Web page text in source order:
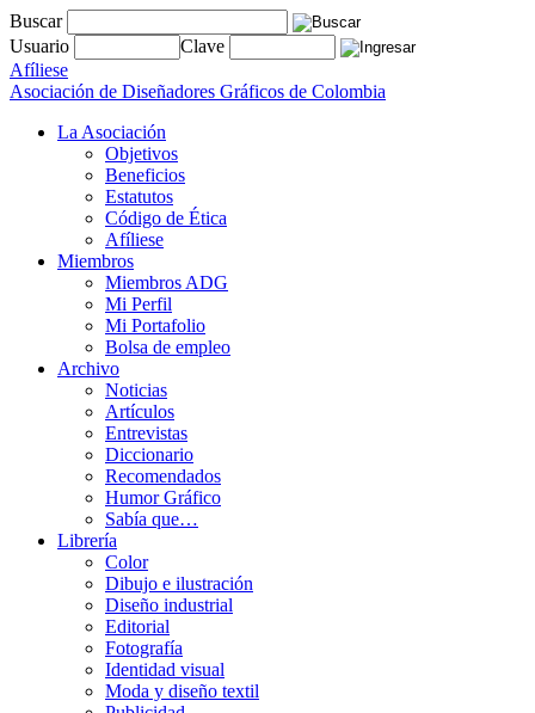
Buscar
Usuario
Clave
Afíliese
Asociación de Diseñadores Gráficos de Colombia
La Asociación
Objetivos
Beneficios
Estatutos
Código de Ética
Afíliese
Miembros
Miembros ADG
Mi Perfil
Mi Portafolio
Bolsa de empleo
Archivo
Noticias
Artículos
Entrevistas
Diccionario
Recomendados
Humor Gráfico
Sabía que…
Librería
Color
Dibujo e ilustración
Diseño industrial
Editorial
Fotografía
Identidad visual
Moda y diseño textil